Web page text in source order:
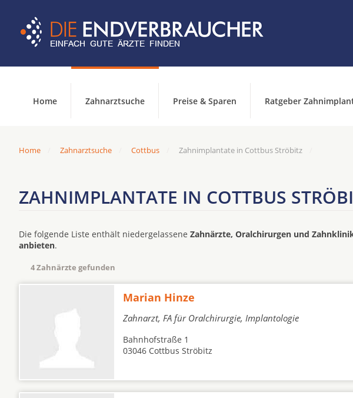
Home Zahnarztsuche Preise & Sparen Ratgeber
Home Zahnarztsuche Cottbus Zahnimplantate in Cottbus Ströbitz
ZAHNIMPLANTATE IN COTTBUS
Die folgende Liste enthält niedergelassene Zahnärzte, Oralchirurgen und
anbieten.
4 Zahnärzte gefunden
Marian Hinze
Zahnarzt, FA für Oralchirurgie, Implantologie
Bahnhofstraße 1
03046 Cottbus Ströbitz